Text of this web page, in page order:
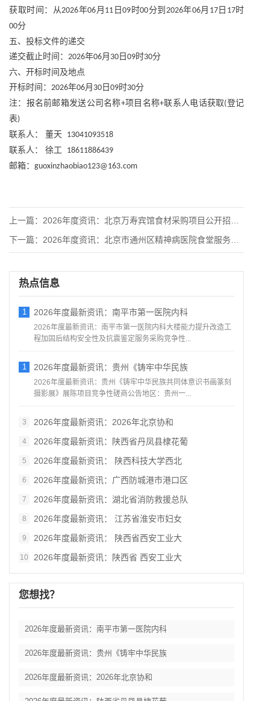
获取时间：从2026年06月 11 日 09 时00分到 2026年06月 17日 17时
00分
五、投标文件的递交
递交截止时间： 2026年06月 30 日 09时30分
六、开标时间及地点
开标时间： 2026年06月 30 日 09时30分
注：报名前邮箱发送公司名称+项目名称+联系人电话获取(登记
表)
联系人：
董天 13041093518
联系人：
徐工
18611886439
邮箱： guoxinzhaobiao123@163.com
上一篇： 2026年度资讯：北京万寿宾馆食材采购项目公开招标公告
下一篇： 2026年度资讯：北京市通州区精神病医院食堂服务比选公告
热点信息
1 2026年度最新资讯：南平市第一医院内科
2026年度最新资讯：南平市第一医院内科大楼能力提升改造工
程加固后结构安全性及抗震鉴定服务采购竞争性...
1 2026年度最新资讯：贵州《铸牢中华民族
2026年度最新资讯：贵州《铸牢中华民族共同体意识书画篆刻
摄影展》展陈项目竞争性磋商公告地区：贵州一...
3 2026年度最新资讯：2026年北京协和
4 2026年度最新资讯：陕西省丹凤县棣花葡
5 2026年度最新资讯： 陕西科技大学西北
6 2026年度最新资讯：广西防城港市港口区
7 2026年度最新资讯：湖北省消防救援总队
8 2026年度最新资讯： 江苏省淮安市妇女
9 2026年度最新资讯： 陕西省西安工业大
10 2026年度最新资讯：陕西省 西安工业大
您想找？
2026年度最新资讯：南平市第一医院内科
2026年度最新资讯：贵州《铸牢中华民族
2026年度最新资讯：2026年北京协和